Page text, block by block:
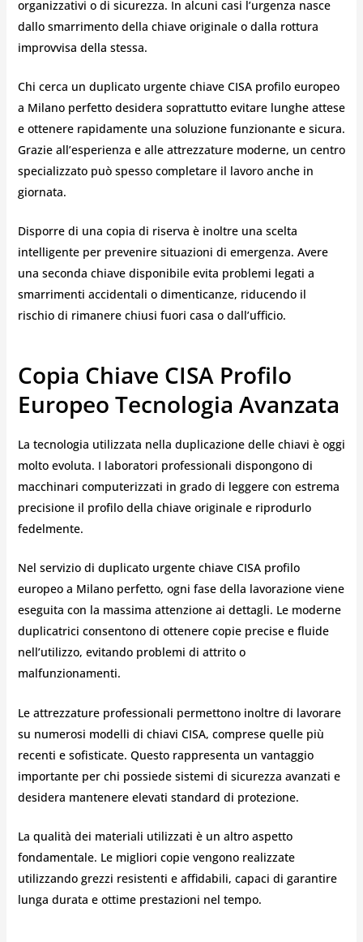
organizzativi o di sicurezza. In alcuni casi l’urgenza nasce
dallo smarrimento della chiave originale o dalla rottura
improvvisa della stessa.
Chi cerca un duplicato urgente chiave CISA profilo europeo
a Milano perfetto desidera soprattutto evitare lunghe attese
e ottenere rapidamente una soluzione funzionante e sicura.
Grazie all’esperienza e alle attrezzature moderne, un centro
specializzato può spesso completare il lavoro anche in
giornata.
Disporre di una copia di riserva è inoltre una scelta
intelligente per prevenire situazioni di emergenza. Avere
una seconda chiave disponibile evita problemi legati a
smarrimenti accidentali o dimenticanze, riducendo il
rischio di rimanere chiusi fuori casa o dall’ufficio.
Copia Chiave CISA Profilo
Europeo Tecnologia Avanzata
La tecnologia utilizzata nella duplicazione delle chiavi è oggi
molto evoluta. I laboratori professionali dispongono di
macchinari computerizzati in grado di leggere con estrema
precisione il profilo della chiave originale e riprodurlo
fedelmente.
Nel servizio di duplicato urgente chiave CISA profilo
europeo a Milano perfetto, ogni fase della lavorazione viene
eseguita con la massima attenzione ai dettagli. Le moderne
duplicatrici consentono di ottenere copie precise e fluide
nell’utilizzo, evitando problemi di attrito o
malfunzionamenti.
Le attrezzature professionali permettono inoltre di lavorare
su numerosi modelli di chiavi CISA, comprese quelle più
recenti e sofisticate. Questo rappresenta un vantaggio
importante per chi possiede sistemi di sicurezza avanzati e
desidera mantenere elevati standard di protezione.
La qualità dei materiali utilizzati è un altro aspetto
fondamentale. Le migliori copie vengono realizzate
utilizzando grezzi resistenti e affidabili, capaci di garantire
lunga durata e ottime prestazioni nel tempo.